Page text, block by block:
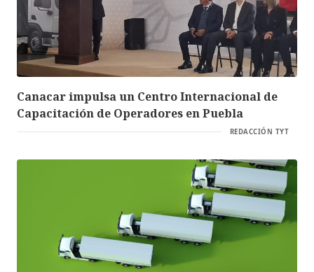
Canacar impulsa un Centro Internacional de
Capacitación de Operadores en Puebla
REDACCIÓN TYT